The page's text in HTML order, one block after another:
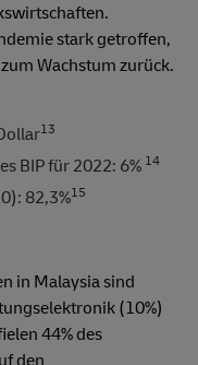
stark getroffen,
Wachstum zurück.
13
BIP für 2022: 6% 14
82,3%15
in Malaysia sind
(10%)
44% des